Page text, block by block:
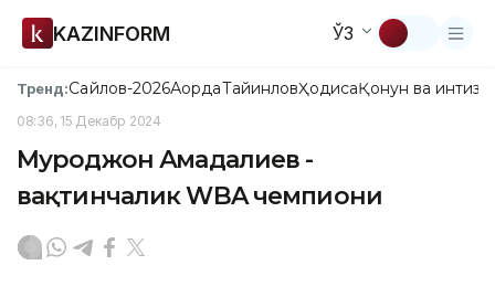
KAZINFORM ЎЗ
Тренд:Сайлов-2026АқордаТайинловҲодисаҚонун ва
08:36, 15 Декабр 2024
Муроджон Аҳмадалиев -
вақтинчалик WBA чемпиони